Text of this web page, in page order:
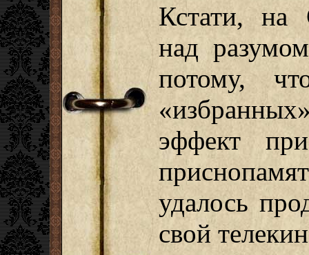
Кстати, на
над
потому,
эффект
удалось
свой